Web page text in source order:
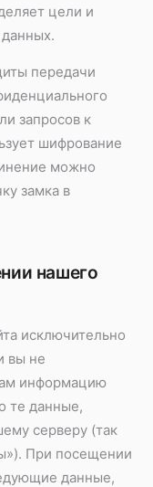
цели и
передачи
запросов к
шифрование
можно
замка в
нашего
исключительно
вы не
информацию
те данные,
серверу (так
При посещении
данные,